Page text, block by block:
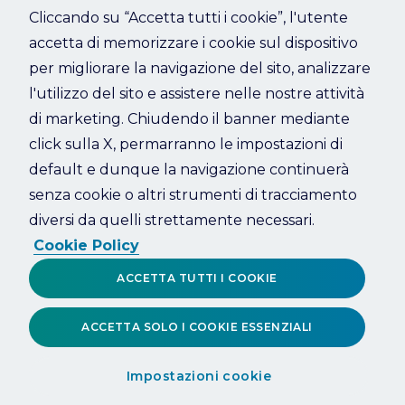
Refresh
Cliccando su “Accetta tutti i cookie”, l'utente
accetta di memorizzare i cookie sul dispositivo
per migliorare la navigazione del sito, analizzare
l'utilizzo del sito e assistere nelle nostre attività
di marketing. Chiudendo il banner mediante
click sulla X, permarranno le impostazioni di
default e dunque la navigazione continuerà
senza cookie o altri strumenti di tracciamento
diversi da quelli strettamente necessari.
Cookie Policy
Impostazioni cookie
ACCETTA SOLO I COOKIE ESSENZIALI
ACCETTA TUTTI I COOKIE